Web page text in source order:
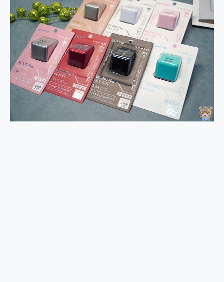
小體積 40000mAh 超大容量 一次充5個設備 充好充滿 CUKTECH 酷態科 300W 微型充電站 開箱 評測
97.3% 恢復率，資料救援就是這麼簡單 EaseUS Data Recovery Wizard Free 18.0.0 業界最好的資料救援軟體
磁碟系統大風吹 有了 磁碟管理程式 EaseUS Partition Master 就是這麼簡單
全新 SONY Xperia 1 VI 開箱! 相機實測! 長焦覆蓋更遠更清晰、2日長續航、頂尖影音娛樂效能~
Xiaomi 14 Ultra 開箱 評測~ 有深度的 Leica 影像旗艦手機! 加碼小旗艦 Xiaomi 14 開箱 評測
vivo TWS 3e 真無線藍牙耳機智慧降噪升級、音質明亮溫潤，並支援雙設備連接~
MSI Claw 掌機專屬配件包 來囉 完美保護 MSI Claw A1M-026TW 電競掌機
人像旗艦 vivo V30 系列 開箱 評測! 首搭蔡司光學鏡頭、攝影棚級柔光環、拍攝功能最好玩的美拍神機 vivo V30 Pro
多個願望一次滿足 超強散熱 微星 MSI Claw A1M-026TW 電競掌機 開箱 評測
一吸完美對位 擁有超強吸力與超好用的隱磁支架 O-ONE MAG 最會吸的行動電源 開箱 評測